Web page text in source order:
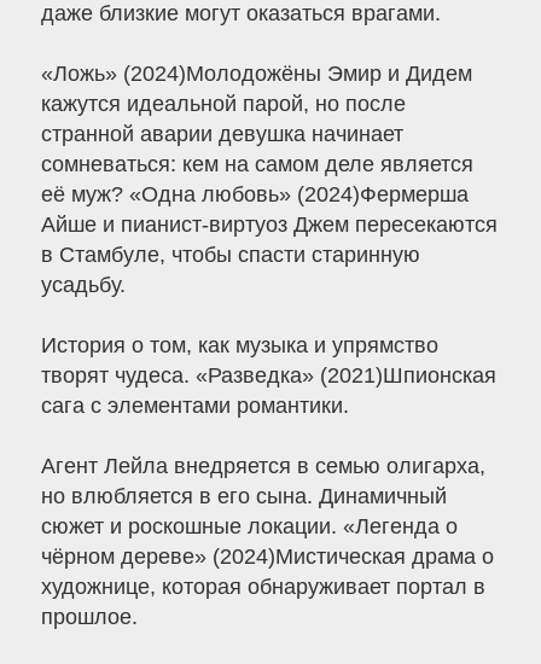
даже близкие могут оказаться врагами.
«Ложь» (2024)Молодожёны Эмир и Дидем
кажутся идеальной парой, но после
странной аварии девушка начинает
сомневаться: кем на самом деле является
её муж? «Одна любовь» (2024)Фермерша
Айше и пианист-виртуоз Джем пересекаются
в Стамбуле, чтобы спасти старинную
усадьбу.
История о том, как музыка и упрямство
творят чудеса. «Разведка» (2021)Шпионская
сага с элементами романтики.
Агент Лейла внедряется в семью олигарха,
но влюбляется в его сына. Динамичный
сюжет и роскошные локации. «Легенда о
чёрном дереве» (2024)Мистическая драма о
художнице, которая обнаруживает портал в
прошлое.